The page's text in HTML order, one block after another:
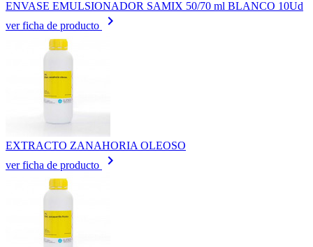
ENVASE EMULSIONADOR SAMIX 50/70 ml BLANCO 10Ud
ver ficha de producto
keyboard_arrow_right
EXTRACTO ZANAHORIA OLEOSO
ver ficha de producto
keyboard_arrow_right